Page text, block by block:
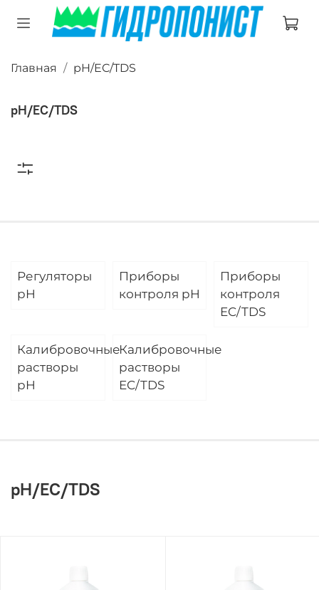
Главная pH/EC/TDS
pH/EC/TDS
Регуляторы
pH
Приборы
контроля pH
Приборы
контроля
EC/TDS
Калибровочные
растворы
pH
Калибровочные
растворы
EC/TDS
pH/EC/TDS